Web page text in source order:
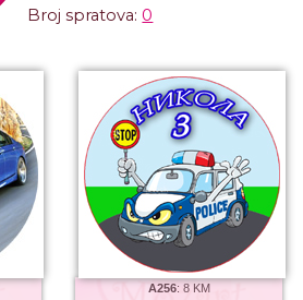
Broj spratova:0
A256: 8 KM